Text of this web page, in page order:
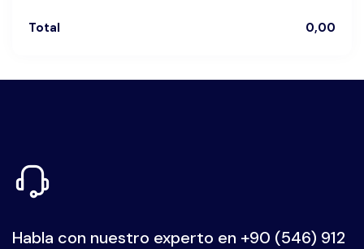
Total 0,00
Habla con nuestro experto en +90 (546) 912